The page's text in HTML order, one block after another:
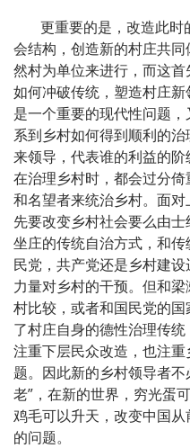
更重要的是，改造此时
会结构，创造新的村庄共
然村为单位来进行，而这首
如何冲破传统，塑造村庄
是一个重要的现代性问题
系到乡村如何得到顺利的
来领导，代表谁的利益的
在治理乡村时，都会过分
和名望者来统治乡村。面
先要改变乡村社会要么由
坐庄的传统自治方式，和
民党，共产党还是乡村建
力量对乡村的干预。但和
村比较，或者和国民党的
了村庄自身的德性治理传
注重下层民众改造，也注
题。因此新的乡村领导者
老”，在新的世界，穷光蛋
鸡毛可以升天，改变中国
的问题。